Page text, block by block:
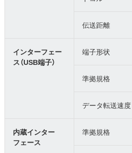
伝送距離
インターフェー
ス（USB端子）
端子形状
準拠規格
データ転送速度
内蔵インター
フェース
準拠規格